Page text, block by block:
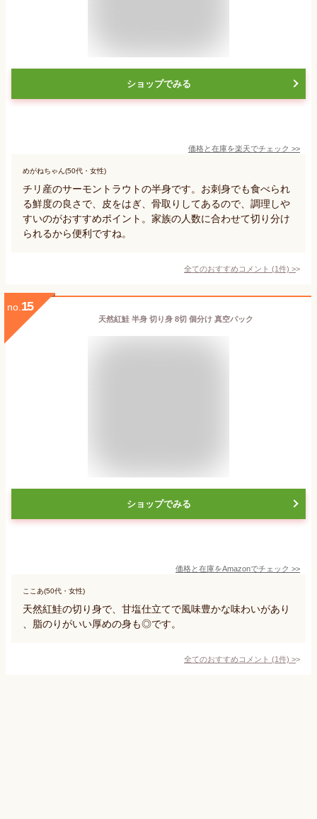
ショップでみる
価格と在庫を楽天でチェック >>
めがねちゃん(50代・女性)
チリ産のサーモントラウトの半身です。お刺身でも食べられ
る鮮度の良さで、皮をはぎ、骨取りしてあるので、調理しや
すいのがおすすめポイント。家族の人数に合わせて切り分け
られるから便利ですね。
全てのおすすめコメント (1件) >
no. 15
天然紅鮭 半身 切り身 8切 個分け 真空パック
ショップでみる
価格と在庫をAmazonでチェック >>
ここあ(50代・女性)
天然紅鮭の切り身で、甘塩仕立てで風味豊かな味わいがあり
、脂のりがいい厚めの身も◎です。
全てのおすすめコメント (1件) >